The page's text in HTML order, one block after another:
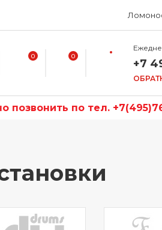
0 0
+7
позвонить по тел.